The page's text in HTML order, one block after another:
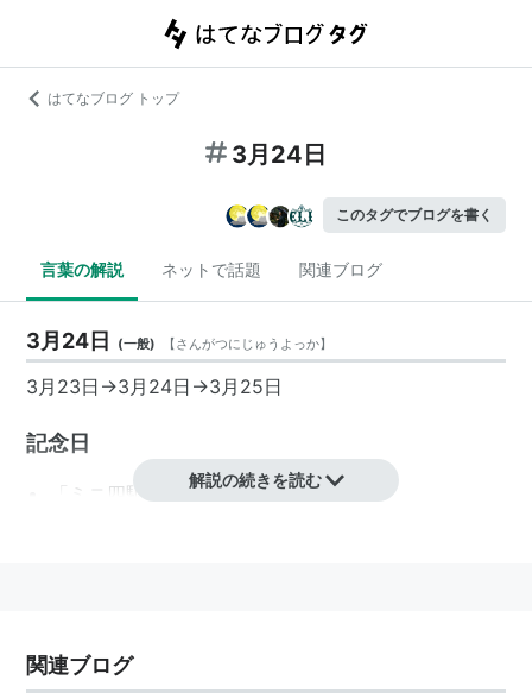
はてなブログ トップ
3月24日
このタグでブログを書く
言葉の解説 ネットで話題 関連ブログ
3月24日 (一般) 【さんがつにじゅうよっか】
3月23日 →3月24日 →3月25日
記念日
「ミニ四駆の日」
著名人
持田香織
解説の続きを読む
関連ブログ